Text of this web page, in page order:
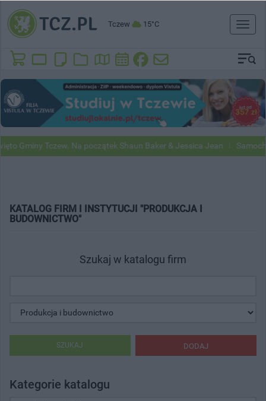
Tczew 15°C
Toggle
Gminy Tczew. Na początek Shaun Baker & Jessica Jean
KATALOG FIRM I INSTYTUCJI "PRODUKCJA I
BUDOWNICTWO"
Szukaj w katalogu firm
DODAJ
SZUKAJ
Kategorie katalogu